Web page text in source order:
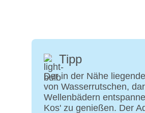
Tipp
Der in der Nähe
von Wasserrutschen,
Wellenbädern
Kos' zu genießen. Der